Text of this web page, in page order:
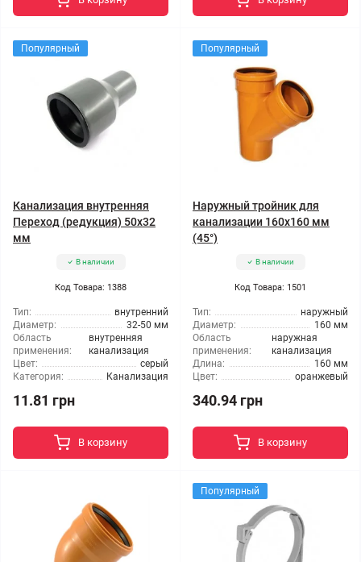
Популярный
Канализация внутренняя
Переход (редукция) 50x32
мм
В наличии
Код Товара: 1388
Тип:
внутренний
Диаметр:
32-50 мм
Область
применения:
внутренняя
канализация
Цвет:
серый
Категория:
Канализация
11.81 грн
В корзину
Популярный
Наружный тройник для
канализации 160x160 мм
(45°)
В наличии
Код Товара: 1501
Тип:
наружный
Диаметр:
160 мм
Область
применения:
наружная
канализация
Длина:
160 мм
Цвет:
оранжевый
340.94 грн
В корзину
Популярный